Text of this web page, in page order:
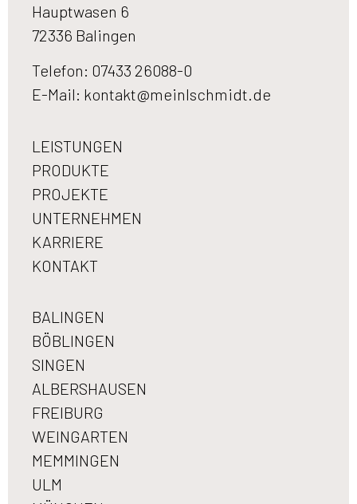
Hauptwasen 6
72336 Balingen
Telefon: 07433 26088-0
E-Mail: kontakt@meinlschmidt.de
LEISTUNGEN
PRODUKTE
PROJEKTE
UNTERNEHMEN
KARRIERE
KONTAKT
BALINGEN
BÖBLINGEN
SINGEN
ALBERSHAUSEN
FREIBURG
WEINGARTEN
MEMMINGEN
ULM